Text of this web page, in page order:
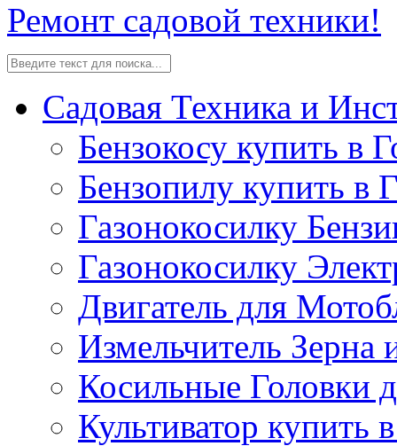
Ремонт садовой техники!
Садовая Техника и
Бензокосу купить в
Бензопилу купить в
Газонокосилку
Газонокосилку
Двигатель для
Измельчитель Зерна
Косильные Головки
Культиватор купить